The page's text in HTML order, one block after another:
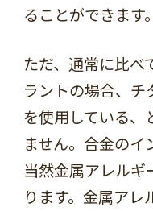
ることができます。
ただ、通常に比べ
ラントの場合、
を使用している、
ません。合金のイ
当然金属アレル
ります。金属ア